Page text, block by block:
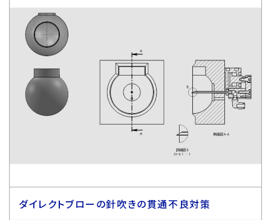
ダイレクトブローの針吹きの貫通不良対策